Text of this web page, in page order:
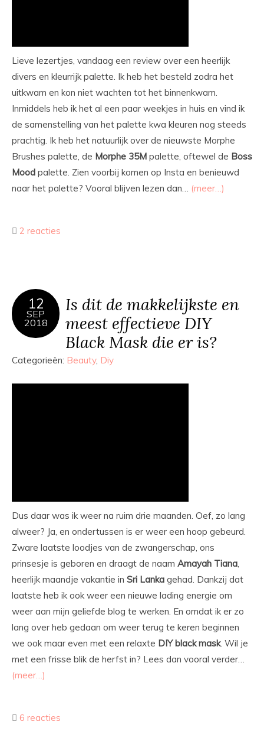
Lieve lezertjes, vandaag een review over een heerlijk
divers en kleurrijk palette. Ik heb het besteld zodra het
uitkwam en kon niet wachten tot het binnenkwam.
Inmiddels heb ik het al een paar weekjes in huis en vind ik
de samenstelling van het palette kwa kleuren nog steeds
prachtig. Ik heb het natuurlijk over de nieuwste Morphe
Brushes palette, de Morphe 35M palette, oftewel de Boss
Mood palette. Zien voorbij komen op Insta en benieuwd
naar het palette? Vooral blijven lezen dan… (meer…)
2 reacties
12
SEP
2018
Is dit de makkelijkste en
meest effectieve DIY
Black Mask die er is?
Categorieën: Beauty, Diy
Dus daar was ik weer na ruim drie maanden. Oef, zo lang
alweer? Ja, en ondertussen is er weer een hoop gebeurd.
Zware laatste loodjes van de zwangerschap, ons
prinsesje is geboren en draagt de naam Amayah Tiana,
heerlijk maandje vakantie in Sri Lanka gehad. Dankzij dat
laatste heb ik ook weer een nieuwe lading energie om
weer aan mijn geliefde blog te werken. En omdat ik er zo
lang over heb gedaan om weer terug te keren beginnen
we ook maar even met een relaxte DIY black mask. Wil je
met een frisse blik de herfst in? Lees dan vooral verder…
(meer…)
6 reacties